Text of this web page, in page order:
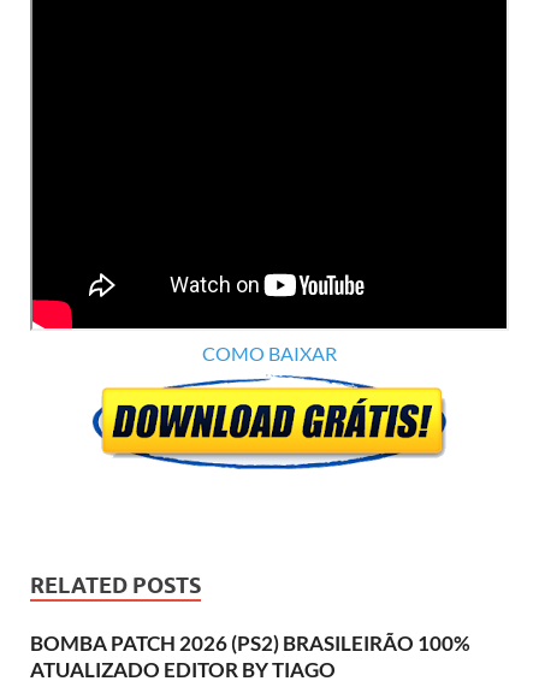
COMO BAIXAR
RELATED POSTS
BOMBA PATCH 2026 (PS2) BRASILEIRÃO 100%
ATUALIZADO EDITOR BY TIAGO